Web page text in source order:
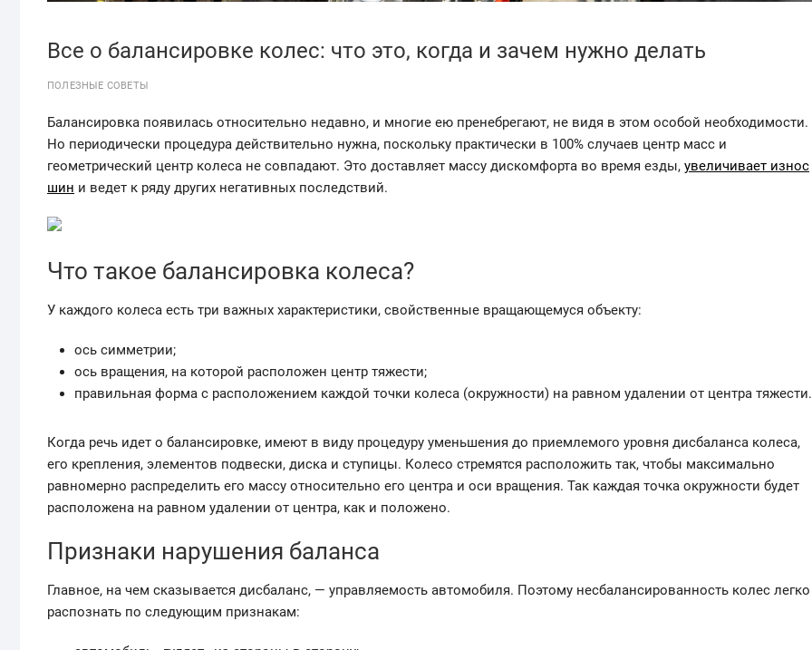
Все о балансировке колес: что это, когда и зачем нужно делать
ПОЛЕЗНЫЕ СОВЕТЫ
Балансировка появилась относительно недавно, и многие ею пренебрегают, не видя в этом особой необходимости.
Но периодически процедура действительно нужна, поскольку практически в 100% случаев центр масс и
геометрический центр колеса не совпадают. Это доставляет массу дискомфорта во время езды, увеличивает износ
шин и ведет к ряду других негативных последствий.
Что такое балансировка колеса?
У каждого колеса есть три важных характеристики, свойственные вращающемуся объекту:
ось симметрии;
ось вращения, на которой расположен центр тяжести;
правильная форма с расположением каждой точки колеса (окружности) на равном удалении от центра тяжести.
Когда речь идет о балансировке, имеют в виду процедуру уменьшения до приемлемого уровня дисбаланса колеса,
его крепления, элементов подвески, диска и ступицы. Колесо стремятся расположить так, чтобы максимально
равномерно распределить его массу относительно его центра и оси вращения. Так каждая точка окружности будет
расположена на равном удалении от центра, как и положено.
Признаки нарушения баланса
Главное, на чем сказывается дисбаланс, — управляемость автомобиля. Поэтому несбалансированность колес легко
распознать по следующим признакам: